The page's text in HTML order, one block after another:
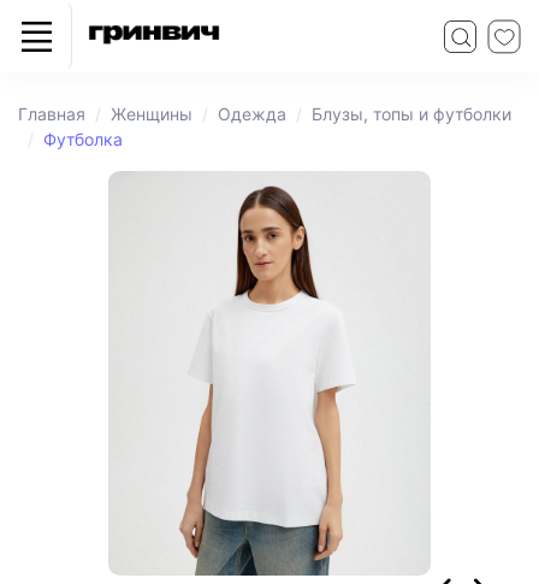
Главная Женщины Одежда
Блузы, топы и футболки
Футболка